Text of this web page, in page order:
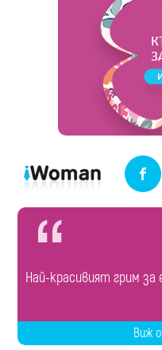
Най-красивият грим
Виж